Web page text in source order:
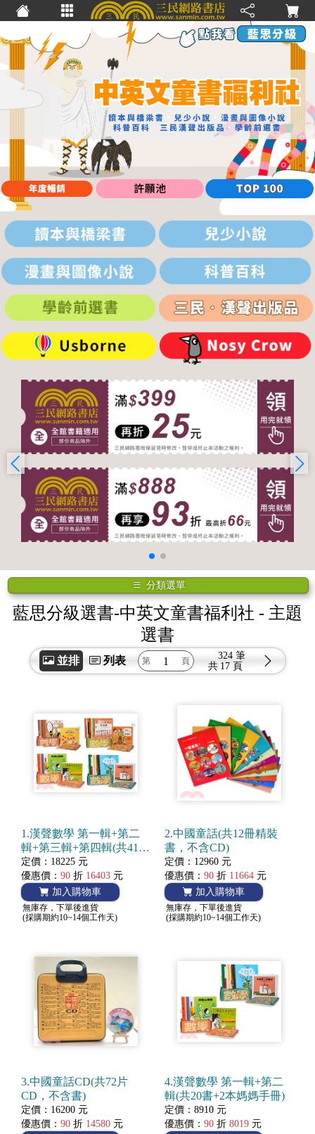
分類選單
藍思分級選書-中英文童書福利社 - 主題
選書
並排 列表 共
324 筆
17 頁
1.漢聲數學 第一輯+第二
輯+第三輯+第四輯(共41書
+4本媽媽手冊)
定價：18225 元
優惠價： 90 折 16403 元
加入購物車
無庫存，下單後進貨
(採購期約10~14個工作天)
2.中國童話(共12冊精裝
書，不含CD)
定價：12960 元
優惠價： 90 折 11664 元
加入購物車
無庫存，下單後進貨
(採購期約10~14個工作天)
3.中國童話CD(共72片
CD，不含書)
定價：16200 元
優惠價： 90 折 14580 元
4.漢聲數學 第一輯+第二
輯(共20書+2本媽媽手冊)
定價：8910 元
優惠價： 90 折 8019 元